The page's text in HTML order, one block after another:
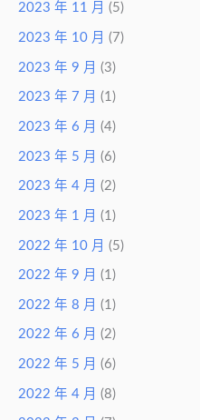
2023 年 11 月 (5)
2023 年 10 月 (7)
2023 年 9 月 (3)
2023 年 7 月 (1)
2023 年 6 月 (4)
2023 年 5 月 (6)
2023 年 4 月 (2)
2023 年 1 月 (1)
2022 年 10 月 (5)
2022 年 9 月 (1)
2022 年 8 月 (1)
2022 年 6 月 (2)
2022 年 5 月 (6)
2022 年 4 月 (8)